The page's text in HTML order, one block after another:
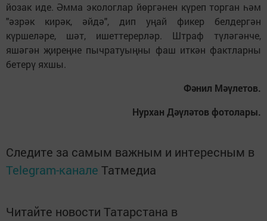
йозак иде. Әмма экологлар йөргәнен күреп торган һәм
"әзрәк кирәк, әйдә", дип уңай фикер белдергән
күршеләре, шәт, ишеттерерләр. Штраф түләгәнче,
яшәгән җиреңне пычратуыңны фаш иткән фактларны
бетерү яхшы.
Фәнил Мәүлетов.
Нурхан Дәүләтов фотолары.
Следите за самым важным и интересным в
Telegram-канале Татмедиа
Читайте новости Татарстана в